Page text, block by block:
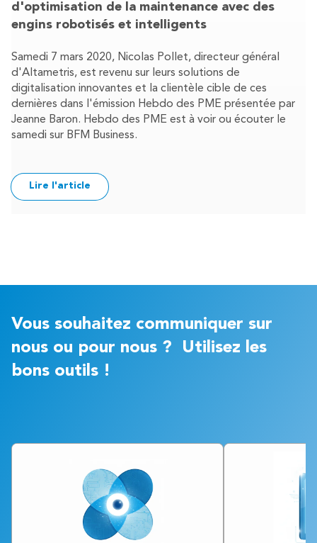
d'optimisation de la maintenance avec des
engins robotisés et intelligents
Samedi 7 mars 2020, Nicolas Pollet, directeur général
d'Altametris, est revenu sur leurs solutions de
digitalisation innovantes et la clientèle cible de ces
dernières dans l'émission Hebdo des PME présentée par
Jeanne Baron. Hebdo des PME est à voir ou écouter le
samedi sur BFM Business.
Lire l'article
Vous souhaitez communiquer sur
nous ou pour nous ? Utilisez les
bons outils !